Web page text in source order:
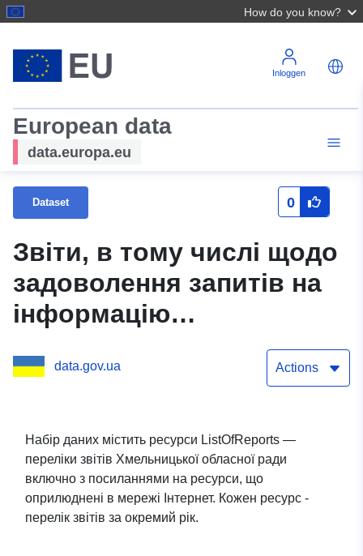
How do you know?
Inloggen
European data
data.europa.eu
Dataset 0
Звіти, в тому числі щодо
задоволення запитів на
інформацію
Хмельницької обласної
радиdata.gov.ua Actions
Набір даних містить ресурси ListOfReports —
переліки звітів Хмельницької обласної ради
включно з посиланнями на ресурси, що
оприлюднені в мережі Інтернет. Кожен ресурс -
перелік звітів за окремий рік.